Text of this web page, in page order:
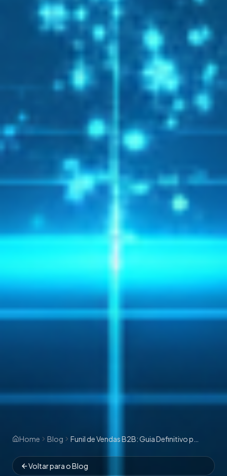
Home Blog
Voltar para o Blog